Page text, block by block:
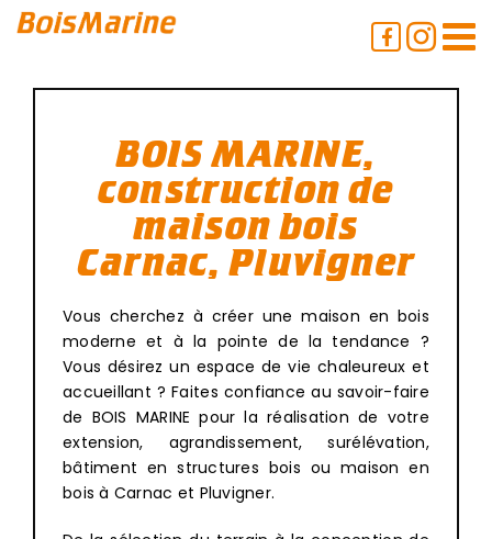
Passer
contenu
BOIS MARINE,
construction de
maison bois
Carnac, Pluvigner
Vous cherchez à créer une maison en bois
moderne et à la pointe de la tendance ?
Vous désirez un espace de vie chaleureux et
accueillant ? Faites confiance au savoir-faire
de BOIS MARINE pour la réalisation de votre
extension, agrandissement, surélévation,
bâtiment en structures bois ou maison en
bois à Carnac et Pluvigner.